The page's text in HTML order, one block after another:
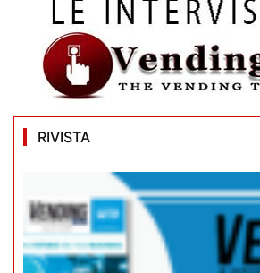
RIVISTA